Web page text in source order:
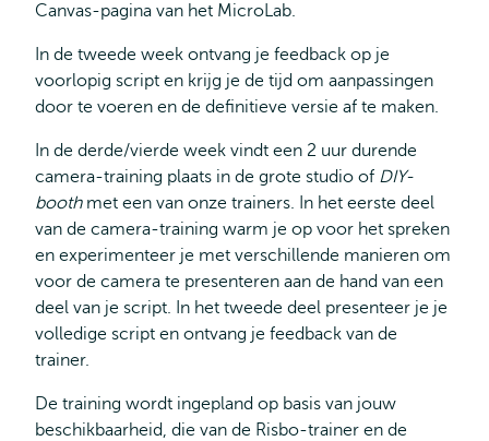
Canvas-pagina van het MicroLab.
In de tweede week ontvang je feedback op je
voorlopig script en krijg je de tijd om aanpassingen
door te voeren en de definitieve versie af te maken.
In de derde/vierde week vindt een 2 uur durende
camera-training plaats in de grote studio of DIY-
boothmet een van onze trainers. In het eerste deel
van de camera-training warm je op voor het spreken
en experimenteer je met verschillende manieren om
voor de camera te presenteren aan de hand van een
deel van je script. In het tweede deel presenteer je je
volledige script en ontvang je feedback van de
trainer.
De training wordt ingepland op basis van jouw
beschikbaarheid, die van de Risbo-trainer en de